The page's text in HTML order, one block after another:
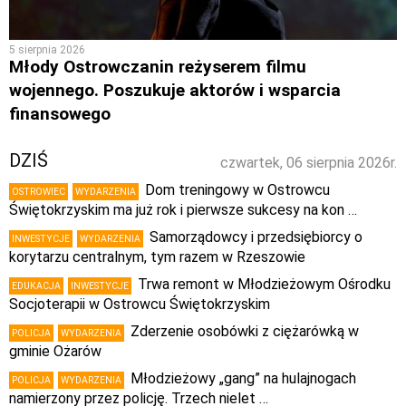
5 sierpnia 2026
Młody Ostrowczanin reżyserem filmu
wojennego. Poszukuje aktorów i wsparcia
finansowego
czwartek, 06 sierpnia 2026r.
DZIŚ
OSTROWIEC WYDARZENIA
Dom treningowy w Ostrowcu
Świętokrzyskim ma już rok i pierwsze sukcesy na kon …
INWESTYCJE WYDARZENIA
Samorządowcy i przedsiębiorcy o
korytarzu centralnym, tym razem w Rzeszowie
EDUKACJA INWESTYCJE
Trwa remont w Młodzieżowym Ośrodku
Socjoterapii w Ostrowcu Świętokrzyskim
POLICJA WYDARZENIA
Zderzenie osobówki z ciężarówką w
gminie Ożarów
POLICJA WYDARZENIA
Młodzieżowy „gang” na hulajnogach
namierzony przez policję. Trzech nielet …